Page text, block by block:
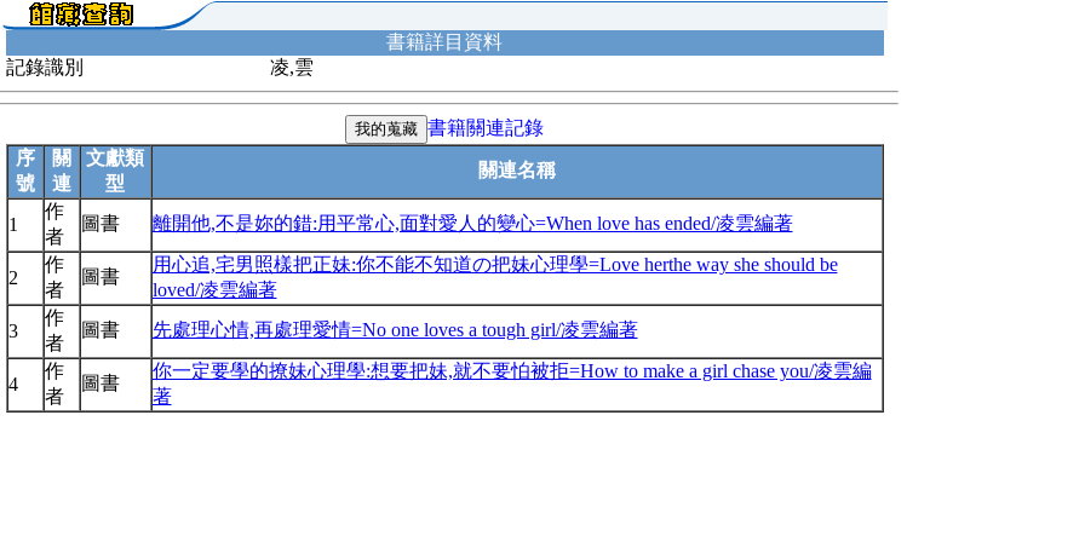
書籍詳目資料
記錄識別
凌,雲
書籍關連記錄
序
號
關
連
文獻類
型
關連名稱
1
作
者
圖書 離開他,不是妳的錯:用平常心,面對愛人的變心=When love has ended/凌雲編著
2
作
者
圖書
用心追,宅男照樣把正妹:你不能不知道の把妹心理學=Love herthe way she should be
loved/凌雲編著
3
作
者
圖書 先處理心情,再處理愛情=No one loves a tough girl/凌雲編著
4
作
者
圖書
你一定要學的撩妹心理學:想要把妹,就不要怕被拒=How to make a girl chase you/凌雲編
著